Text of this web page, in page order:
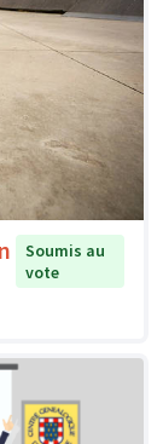
Soumis au
vote